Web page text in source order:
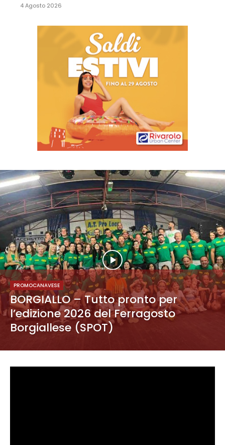
4 Agosto 2026
PROMOCANAVESE
BORGIALLO – Tutto pronto per
l’edizione 2026 del Ferragosto
Borgiallese (SPOT)